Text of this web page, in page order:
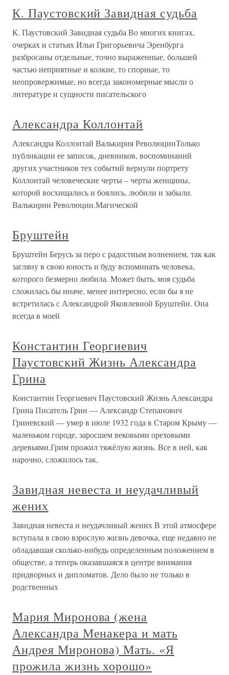
К. Паустовский Завидная судьба
К. Паустовский Завидная судьба Во многих книгах,
очерках и статьях Ильи Григорьевича Эренбурга
разбросаны отдельные, точно выраженные, большей
частью неприятные и колкие, то спорные, то
неопровержимые, но всегда закономерные мысли о
литературе и сущности писательского
Александра Коллонтай
Александра Коллонтай Валькирия РеволюцииТолько
публикации ее записок, дневников, воспоминаний
других участников тех событий вернули портрету
Коллонтай человеческие черты – черты женщины,
которой восхищались и боялись, любили и забыли.
Валькирии Революции.Магической
Бруштейн
Бруштейн Берусь за перо с радостным волнением, так как
загляну в свою юность и буду вспоминать человека,
которого безмерно любила. Может быть, моя судьба
сложилась бы иначе, менее интересно, если бы я не
встретилась с Александрой Яковлевной Бруштейн. Она
всегда в моей
Константин Георгиевич
Паустовский Жизнь Александра
Грина
Константин Георгиевич Паустовский Жизнь Александра
Грина Писатель Грин — Александр Степанович
Гриневский — умер в июле 1932 года в Старом Крыму —
маленьком городе, заросшем вековыми ореховыми
деревьями.Грим прожил тяжёлую жизнь. Все в ней, как
нарочно, сложилось так,
Завидная невеста и неудачливый
жених
Завидная невеста и неудачливый жених В этой атмосфере
вступала в свою взрослую жизнь девочка, еще недавно не
обладавшая сколько-нибудь определенным положением в
обществе, а теперь оказавшаяся в центре внимания
придворных и дипломатов. Дело было не только в
родственных
Мария Миронова (жена
Александра Менакера и мать
Андрея Миронова) Мать. «Я
прожила жизнь хорошо»